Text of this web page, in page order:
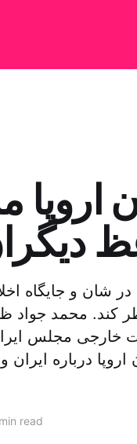
در شان و جایگاه
کند. محمد جواد
خارجی مجلس
4 min read